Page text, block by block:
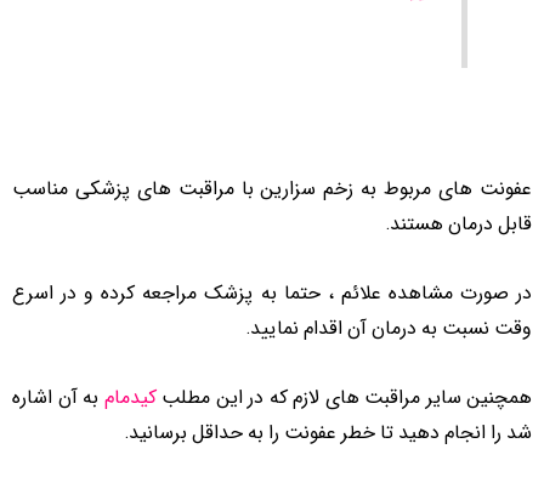
عفونت های مربوط به زخم سزارین با مراقبت های پزشکی مناسب
قابل درمان هستند.
در صورت مشاهده علائم ، حتما به پزشک مراجعه کرده و در اسرع
وقت نسبت به درمان آن اقدام نمایید.
همچنین سایر مراقبت های لازم که در این مطلب کیدمامبه آن اشاره
شد را انجام دهید تا خطر عفونت را به حداقل برسانید.